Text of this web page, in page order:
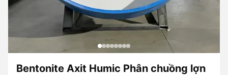
Bentonite Axit Humic Phân chuồng lợn